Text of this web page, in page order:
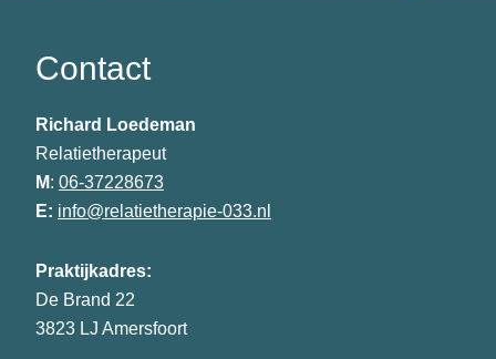
Contact
Richard Loedeman
Relatietherapeut
M: 06-37228673
E: info@relatietherapie-033.nl
Praktijkadres:
De Brand 22
3823 LJ Amersfoort